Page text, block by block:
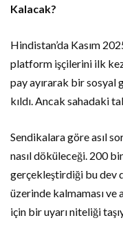
Kalacak?
Hindistan’da Kasım
platform işçilerini ilk
pay ayırarak bir sosyal
kıldı. Ancak sahadaki
Sendikalara göre asıl
nasıl döküleceği. 200
gerçekleştirdiği bu dev
üzerinde kalmaması
için bir uyarı niteliği